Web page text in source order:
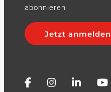
abonnieren
Jetzt anmelden